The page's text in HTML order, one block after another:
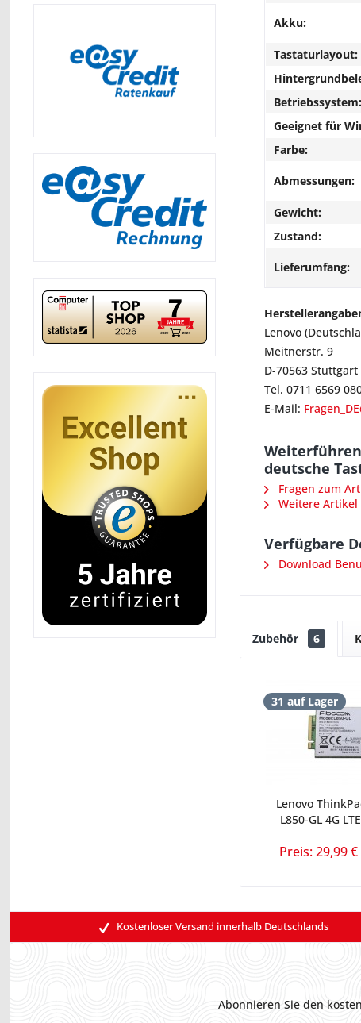
Akku:
Tastaturlayout:
Betriebssystem:
Geeignet für
Farbe:
Abmessungen:
Gewicht:
Zustand:
Lieferumfang:
Lenovo
Meitnerstr. 9
D-70563 Stuttgart
Tel. 0711 6569
E-Mail:
deutsche
Fragen zum
Weitere Artikel
Verfügbare
Download
Zubehör 6
31 auf Lager
Lenovo
L850-GL 4G
Preis: 29,99
Kostenloser Versand innerhalb Deutschlands
Abonnieren Sie den